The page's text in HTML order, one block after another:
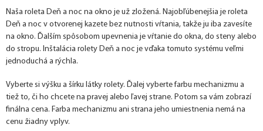
Naša roleta Deň a noc na okno je už zložená. Najobľúbenejšia je roleta
Deň a noc v otvorenej kazete bez nutnosti vŕtania, takže ju iba zavesíte
na okno. Ďalším spôsobom upevnenia je vŕtanie do okna, do steny alebo
do stropu. Inštalácia rolety Deň a noc je vďaka tomuto systému veľmi
jednoduchá a rýchla.
Vyberte si výšku a šírku látky rolety. Ďalej vyberte farbu mechanizmu a
tiež to, či ho chcete na pravej alebo ľavej strane. Potom sa vám zobrazí
finálna cena. Farba mechanizmu ani strana jeho umiestnenia nemá na
cenu žiadny vplyv.